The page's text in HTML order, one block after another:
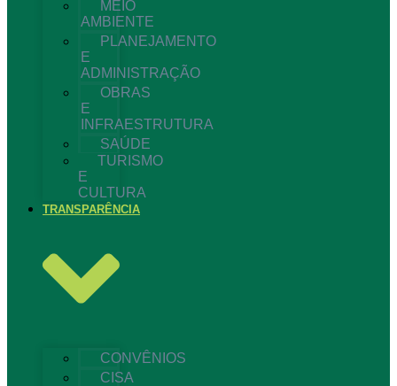
MEIO
AMBIENTE
PLANEJAMENTO
E
ADMINISTRAÇÃO
OBRAS
E
INFRAESTRUTURA
SAÚDE
TURISMO
E
CULTURA
TRANSPARÊNCIA
CONVÊNIOS
CISA